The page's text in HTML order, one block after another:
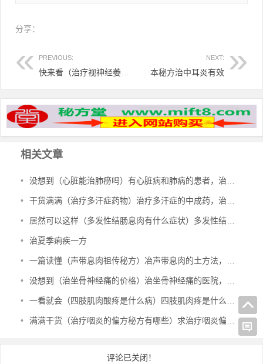
分享：
PREVIOUS: NEXT:
本秘方治中耳炎有效
相关文章
• 没想到（心脏能治肺痨吗）有心脏病和肺病的患者，治多种心脏病、肺结核、肺病，
• 干货满满（治疗多汗症药物）治疗多汗症的中成药，治多汗症验方，
• 居然可以这样（多发性结肠息肉有什么症状）多发性结肠息肉一定要手术吗，治多发性结肠息肉验方，
• 治夏季痢疾一方
• 一篇读懂（声带息肉祖传秘方）冶声带息肉的土方法，治声带息肉验方，
• 没想到（治坐骨神经痛的价格）治坐骨神经痛的医院，治坐骨神经痛的特效验方，
• 一看就会（四肢肌肉酸疼是什么病）四肢肌肉疼是什么原因引起的图片，治四肢肌肉萎缩秘方，
• 满满干货（治疗咽炎的偏方秘方有哪些）求治疗咽炎偏方，治咽炎的绝密方子，
评论已关闭！